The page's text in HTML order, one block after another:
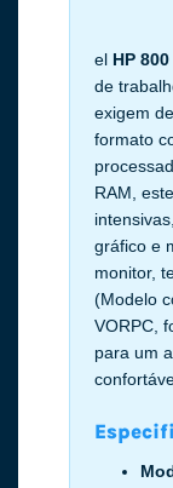
el HP
de
exigem
formato
RAM,
gráfico e
monitor,
(Modelo
VORPC,
para um